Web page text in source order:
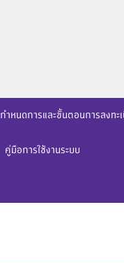
กำหนดการและขั้นตอนการลงทะ
คู่มือการใช้งานระบบ